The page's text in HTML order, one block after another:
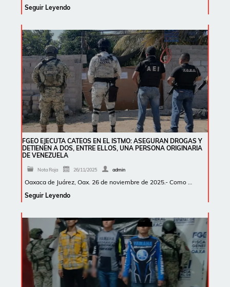
Seguir Leyendo
FGEO EJECUTA CATEOS EN EL ISTMO: ASEGURAN DROGAS Y
DETIENEN A DOS, ENTRE ELLOS, UNA PERSONA ORIGINARIA
DE VENEZUELA
Nota Roja 26/11/2025 admin
Oaxaca de Juárez, Oax. 26 de noviembre de 2025.- Como …
Seguir Leyendo